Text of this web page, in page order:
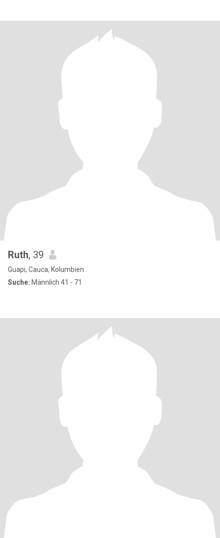
Ruth, 39
Guapi, Cauca, Kolumbien
Suche: Männlich 41 - 71